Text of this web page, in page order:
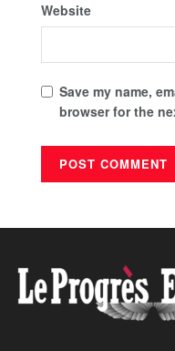
Website
Save my name,
browser for the